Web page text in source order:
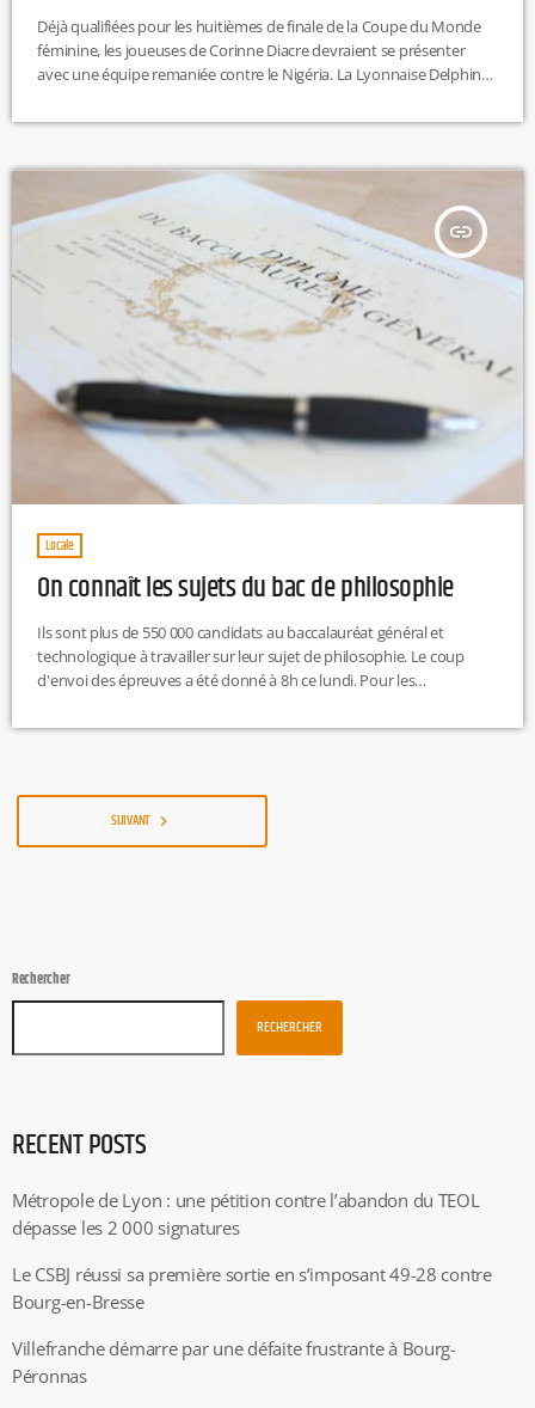
Déjà qualifiées pour les huitièmes de finale de la Coupe du Monde
féminine, les joueuses de Corinne Diacre devraient se présenter
avec une équipe remaniée contre le Nigéria. La Lyonnaise Delphine
montrée à son avantage lors du match d'ouverture contre la Corée
garder sa place dans les cages. Les […]
insert_link
Locale
On connaît les sujets du bac de philosophie
Ils sont plus de 550 000 candidats au baccalauréat général et
technologique à travailler sur leur sujet de philosophie. Le coup
d'envoi des épreuves a été donné à 8h ce lundi. Pour les
dissertation sont « La pluralité des cultures fait-elle obstacle à l’unité
SUIVANT navigate_next
Rechercher
RECHERCHER
RECENT POSTS
Métropole de Lyon : une pétition contre l’abandon du TEOL
dépasse les 2 000 signatures
Le CSBJ réussi sa première sortie en s’imposant 49-28 contre
Bourg-en-Bresse
Villefranche démarre par une défaite frustrante à Bourg-
Péronnas